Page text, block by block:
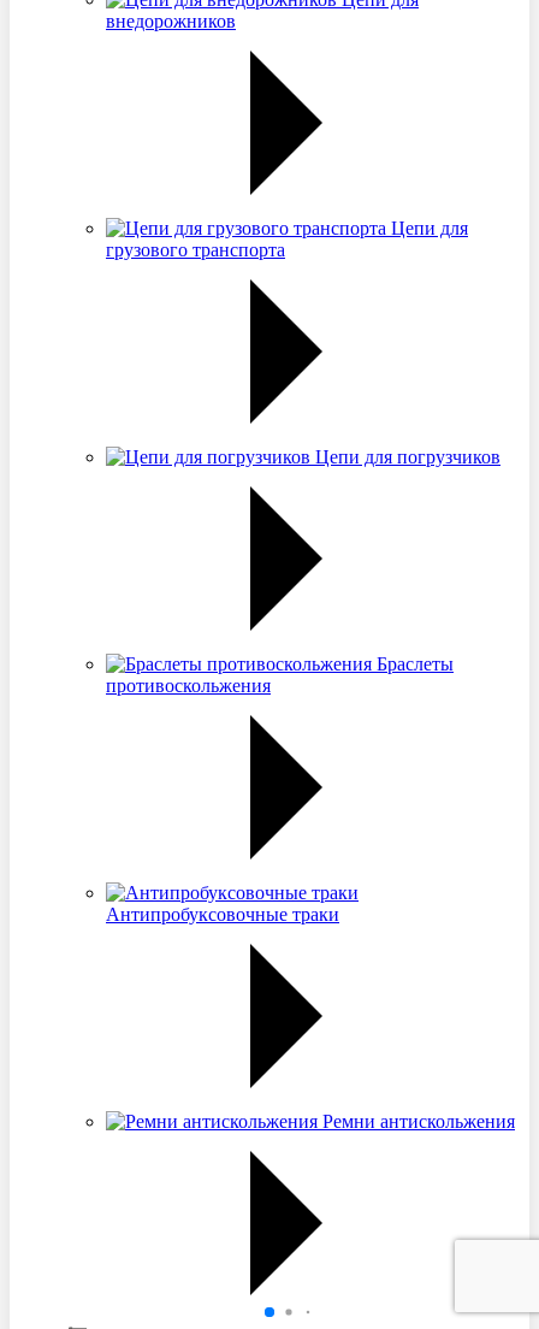
внедорожников
Цепи для
грузового транспорта
Цепи для погрузчиков
Браслеты
противоскольжения
Антипробуксовочные траки
Ремни антискольжения